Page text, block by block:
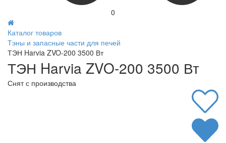
0
Каталог товаров
Тэны и запасные части для печей
ТЭН Harvia ZVO-200 3500 Вт
ТЭН Harvia ZVO-200 3500 Вт
Снят с производства